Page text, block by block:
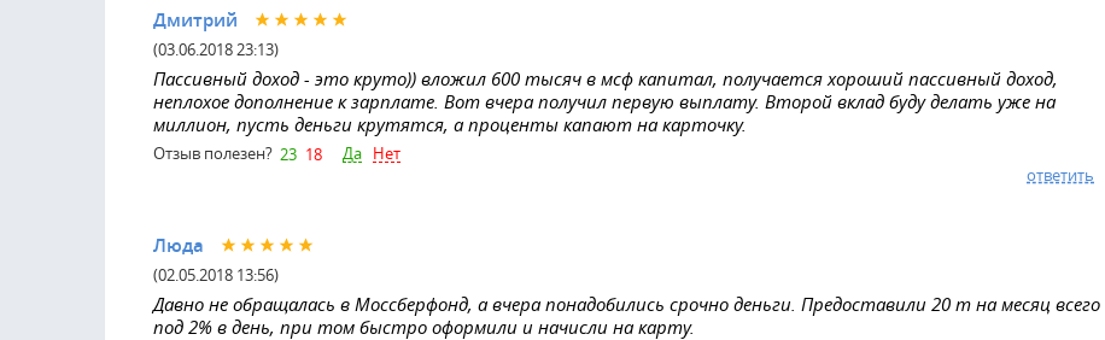
Дмитрий
(03.06.2018 23:13)
Пассивный доход - это круто)) вложил 600 тысяч в мсф капитал, получается хороший пассивный доход,
неплохое дополнение к зарплате. Вот вчера получил первую выплату. Второй вклад буду делать уже на
миллион, пусть деньги крутятся, а проценты капают на карточку.
Отзыв полезен? 23 18 Да Нет
ответить
Люда
(02.05.2018 13:56)
Давно не обращалась в Моссберфонд, а вчера понадобились срочно деньги. Предоставили 20 т на месяц всего
под 2% в день, при том быстро оформили и начисли на карту.